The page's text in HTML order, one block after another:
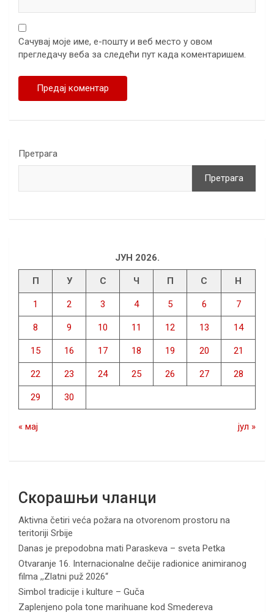
Сачувај моје име, е-пошту и веб место у овом
прегледачу веба за следећи пут када коментаришем.
Претрага
Претрага
ЈУН 2026.
П У С Ч П С Н
1 2 3 4 5 6 7
8 9 10 11 12 13 14
15 16 17 18 19 20 21
22 23 24 25 26 27 28
29 30
« мај јул »
Скорашњи чланци
Aktivna četiri veća požara na otvorenom prostoru na
teritoriji Srbije
Danas je prepodobna mati Paraskeva – sveta Petka
Otvaranje 16. Internacionalne dečije radionice animiranog
filma ,,Zlatni puž 2026“
Simbol tradicije i kulture – Guča
Zaplenjeno pola tone marihuane kod Smedereva